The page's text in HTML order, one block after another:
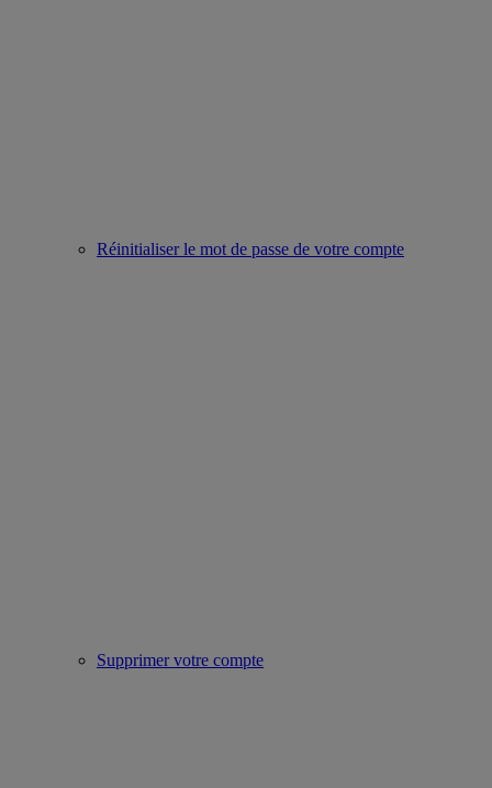
Réinitialiser le mot de passe de votre compte
Supprimer votre compte